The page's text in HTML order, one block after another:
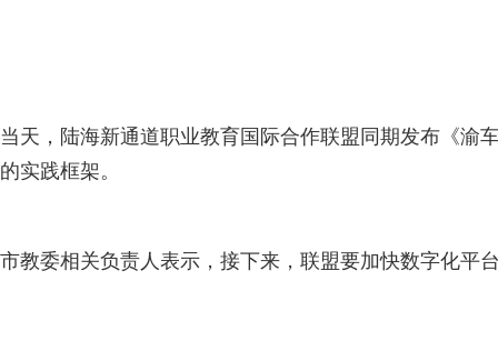
当天，陆海新通道职业教育国际合作联盟同期发布《渝
的实践框架。
市教委相关负责人表示，接下来，联盟要加快数字化平